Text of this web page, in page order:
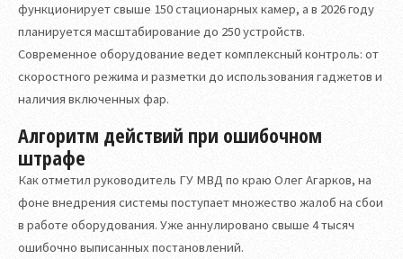
функционирует свыше 150 стационарных камер, а в 2026 году
планируется масштабирование до 250 устройств.
Современное оборудование ведет комплексный контроль: от
скоростного режима и разметки до использования гаджетов и
наличия включенных фар.
Алгоритм действий при ошибочном
штрафе
Как отметил руководитель ГУ МВД по краю Олег Агарков, на
фоне внедрения системы поступает множество жалоб на сбои
в работе оборудования. Уже аннулировано свыше 4 тысяч
ошибочно выписанных постановлений.